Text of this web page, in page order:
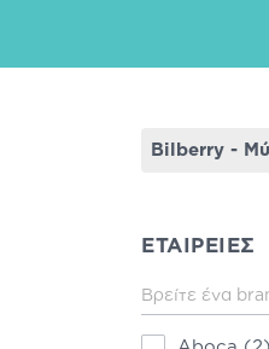
Bilberry -
ΕΤΑΙΡΕΙΕΣ